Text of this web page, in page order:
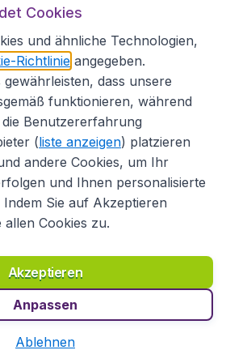
Cookies
und ähnliche Technologien,
Richtlinie angegeben.
dass unsere
funktionieren, während
Benutzererfahrung
(liste anzeigen) platzieren
andere Cookies, um Ihr
und Ihnen personalisierte
Sie auf Akzeptieren
allen Cookies zu.
Akzeptieren
Anpassen
Ablehnen